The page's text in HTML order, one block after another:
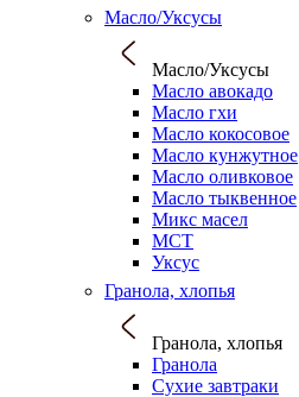
Масло/Уксусы
Масло/Уксусы
Масло авокадо
Масло гхи
Масло кокосовое
Масло кунжутное
Масло оливковое
Масло тыквенное
Микс масел
МСТ
Уксус
Гранола, хлопья
Гранола, хлопья
Гранола
Сухие завтраки